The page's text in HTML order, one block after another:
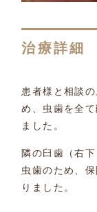
治療詳細
患者様と相談
め、虫歯を全
ました。
隣の臼歯（右
虫歯のため、
りました。